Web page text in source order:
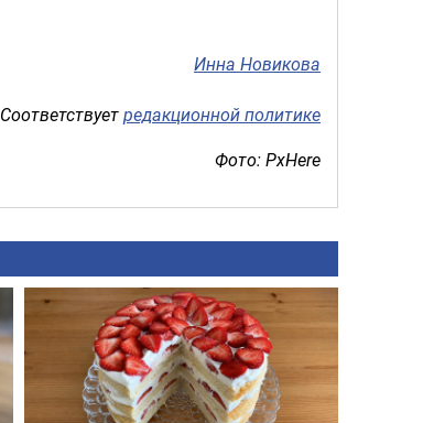
Инна Новикова
Соответствуетредакционной политике
Фото: PxHere